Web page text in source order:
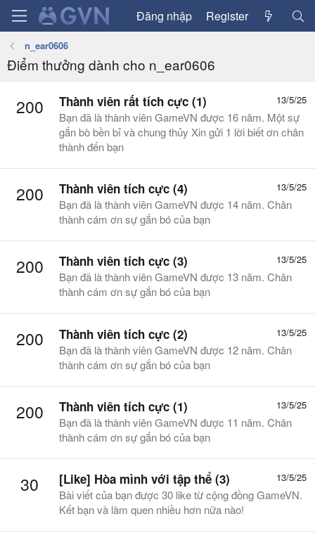
Đăng nhập Register
n_ear0606
Điểm thưởng dành cho n_ear0606
200 13/5/25
Thành viên rất tích cực (1)
Bạn đã là thành viên GameVN được 16 năm. Một sự
gắn bò bền bỉ và chung thủy Xin gửi 1 lời biết ơn chân
thành đến bạn
200 13/5/25
Thành viên tích cực (4)
Bạn đã là thành viên GameVN được 14 năm. Chân
thành cám ơn sự gắn bó của bạn
200 13/5/25
Thành viên tích cực (3)
Bạn đã là thành viên GameVN được 13 năm. Chân
thành cám ơn sự gắn bó của bạn
200 13/5/25
Thành viên tích cực (2)
Bạn đã là thành viên GameVN được 12 năm. Chân
thành cám ơn sự gắn bó của bạn
200 13/5/25
Thành viên tích cực (1)
Bạn đã là thành viên GameVN được 11 năm. Chân
thành cám ơn sự gắn bó của bạn
30 13/5/25
[Like] Hòa mình với tập thể (3)
Bài viết của bạn được 30 like từ cộng đồng GameVN.
Kết bạn và làm quen nhiều hơn nữa nào!